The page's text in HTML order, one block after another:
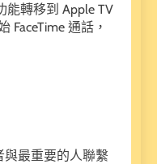
能轉移到 Apple TV
FaceTime 通話，
與最重要的人聯繫